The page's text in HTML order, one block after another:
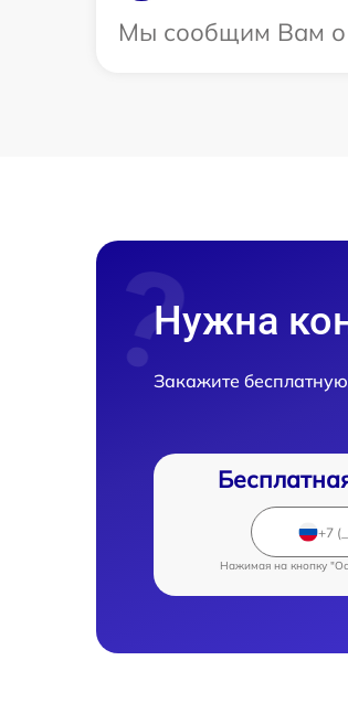
Мы сообщим Вам о
Нужна
Закажите
Нажимая на кнопку